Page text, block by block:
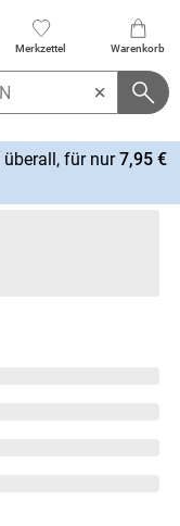
Merkzettel Warenkorb
für nur7,95 €